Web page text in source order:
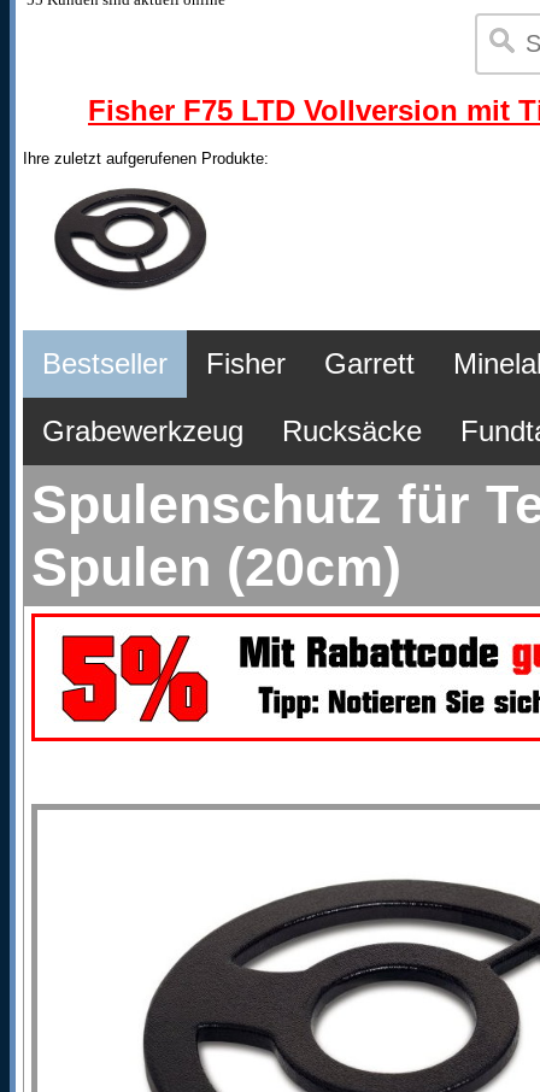
Fisher F75 LTD Vollversion mit
Ihre zuletzt aufgerufenen Produkte:
Bestseller Fisher Garrett
Grabewerkzeug Rucksäcke
Spulenschutz für
Spulen (20cm)